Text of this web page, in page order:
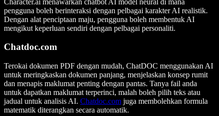
pengguna boleh berinteraksi dengan pelbagai karakter AI realistik.
Dengan alat penciptaan maju, pengguna boleh membentuk AI
mengikut keperluan sendiri dengan pelbagai personaliti.
Chatdoc.com
Terokai dokumen PDF dengan mudah, ChatDOC menggunakan AI
untuk meringkaskan dokumen panjang, menjelaskan konsep rumit
dan menapis maklumat penting dengan pantas. Tanya fail anda
untuk dapatkan maklumat terperinci, malah boleh pilih teks atau
jadual untuk analisis AI. Chatdoc.com juga membolehkan formula
matematik diterangkan secara automatik.